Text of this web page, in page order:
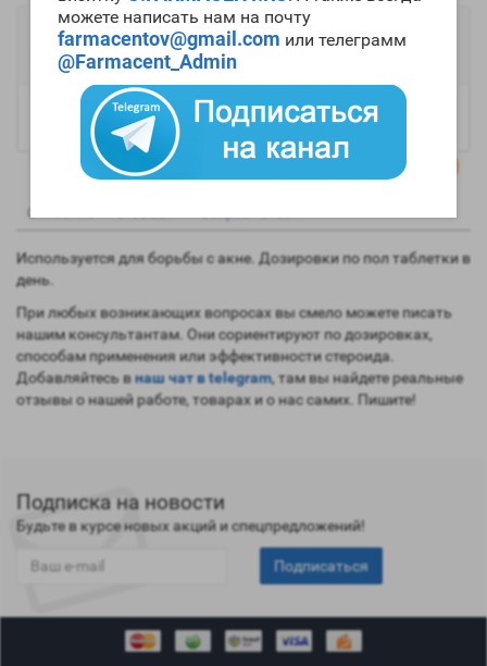
можете написать нам на почту
farmacentov@gmail.com или телеграмм
@Farmacent_Admin
1056р.
В наличии
Описание
Используется для борьбы с акне. Дозировки по пол таблетки в
день.
При любых возникающих вопросах вы смело можете писать
нашим консультантам. Они сориентируют по дозировках,
способам применения или эффективности стероида.
Добавляйтесь внаш чат в telegram, там вы найдете реальные
отзывы о нашей работе, товарах и о нас самих. Пишите!
Подписка на новости
Будьте в курсе новых акций и спецпредложений!
Подписаться